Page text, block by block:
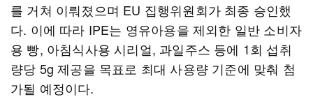
를 거쳐 이뤄졌으며 EU 집행위원회가 최종 승인했
다. 이에 따라 IPE는 영유아용을 제외한 일반 소비자
용 빵, 아침식사용 시리얼, 과일주스 등에 1회 섭취
량당 5g 제공을 목표로 최대 사용량 기준에 맞춰 첨
가될 예정이다.